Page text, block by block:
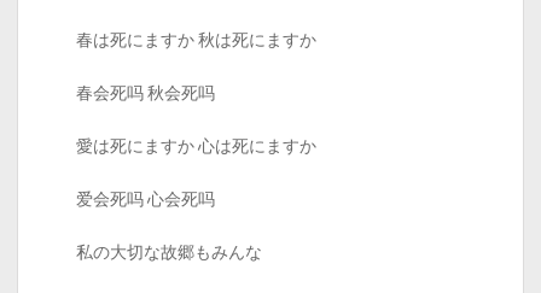
春は死にますか 秋は死にますか
春会死吗 秋会死吗
愛は死にますか 心は死にますか
爱会死吗 心会死吗
私の大切な故郷もみんな